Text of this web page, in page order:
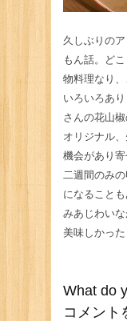
久しぶりの
もん話。ど
物料理なり
いろいろあ
さんの花山
オリジナル
機会があり
二週間のみ
になること
みあじわい
美味しかった
What do
コメント